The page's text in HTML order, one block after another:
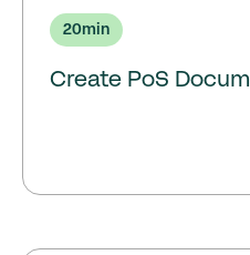
20min
Create PoS